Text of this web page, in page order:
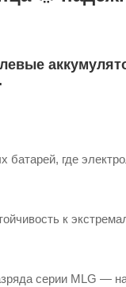
где
к
серии MLG —